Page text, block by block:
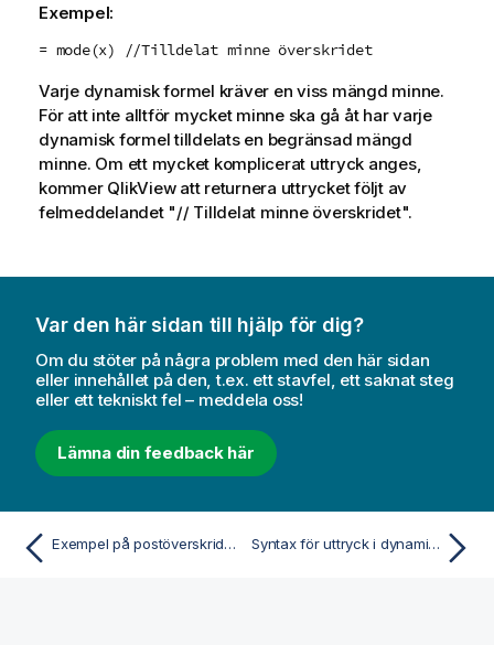
Exempel:
= mode(x) //Tilldelat minne överskridet
Varje dynamisk formel kräver en viss mängd minne.
För att inte alltför mycket minne ska gå åt har varje
dynamisk formel tilldelats en begränsad mängd
minne. Om ett mycket komplicerat uttryck anges,
kommer QlikView att returnera uttrycket följt av
felmeddelandet "// Tilldelat minne överskridet".
Var den här sidan till hjälp för dig?
Om du stöter på några problem med den här sidan
eller innehållet på den, t.ex. ett stavfel, ett saknat steg
eller ett tekniskt fel – meddela oss!
Lämna din feedback här
Exempel på postöverskridande funktioner för diagram Syntax för uttryck i dynamiska formler